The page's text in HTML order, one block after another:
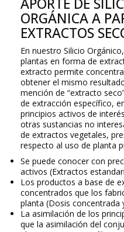
ORGÁNICA A
EXTRACTOS
En nuestro Silicio
plantas en forma de
extracto permite
obtener el mismo
mención de “extracto
de extracción específico,
principios activos de
otras sustancias no
de extractos vegetales,
respecto al uso de planta
Se puede conocer con
activos (Extractos
Los productos a base de
concentrados que los
planta (Dosis concentrada
La asimilación de los
que la asimilación del